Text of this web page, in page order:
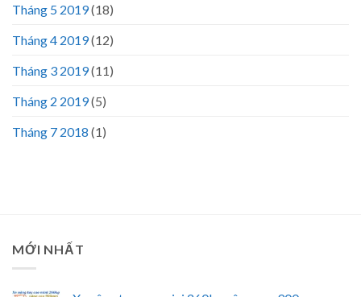
Tháng 5 2019(18)
Tháng 4 2019(12)
Tháng 3 2019(11)
Tháng 2 2019(5)
Tháng 7 2018 (1)
MỚI NHẤT